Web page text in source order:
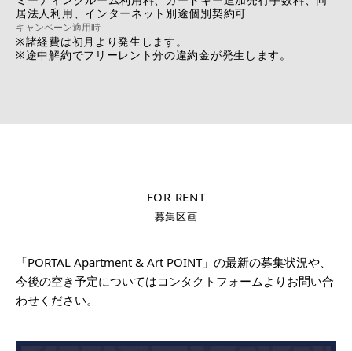
居法人利用、インターネット別途個別契約可
キャンペーン適用時
※諸経費は初月より発生します。
※途中解約でフリーレント分の違約金が発生します。
FOR RENT
募集区画
「PORTAL Apartment & Art POINT」の最新の募集状況や、
今後の空き予定についてはコンタクトフォームよりお問い合
わせください。